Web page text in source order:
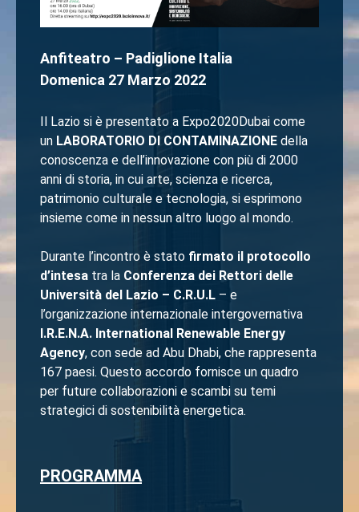
Anfiteatro – Padiglione Italia
Domenica 27 Marzo 2022
Il Lazio si è presentato a Expo2020Dubai come
un LABORATORIO DI CONTAMINAZIONE della
conoscenza e dell’innovazione con più di 2000
anni di storia, in cui arte, scienza e ricerca,
patrimonio culturale e tecnologia, si esprimono
insieme come in nessun altro luogo al mondo.
Durante l’incontro è stato firmato il protocollo
d’intesa tra la Conferenza dei Rettori delle
Università del Lazio – C.R.U.L – e
l’organizzazione internazionale intergovernativa
I.R.E.N.A. International Renewable Energy
Agency, con sede ad Abu Dhabi, che rappresenta
167 paesi. Questo accordo fornisce un quadro
per future collaborazioni e scambi su temi
strategici di sostenibilità energetica.
PROGRAMMA